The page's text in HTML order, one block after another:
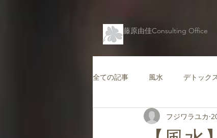
藤原由佳Consulting Office
全ての記事 風水 デトック
仕事運を高める風水 コン
フジワラユカ